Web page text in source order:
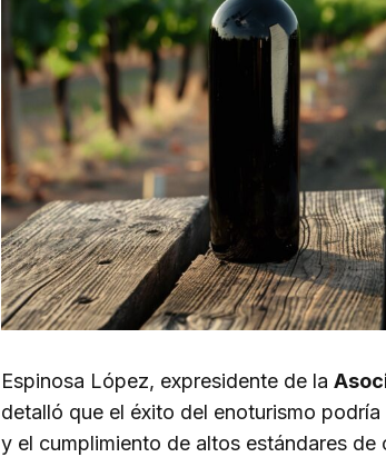
Espinosa López, expresidente de la
detalló que el éxito del enoturismo
y el cumplimiento de altos estándares de